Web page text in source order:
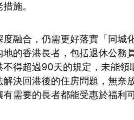
施。
融合，仍需更好落實「同城
的香港長者，包括退休公務
得超過90天的規定，未能
決回港後的住房問題，無奈
需要的長者都能受惠於福利